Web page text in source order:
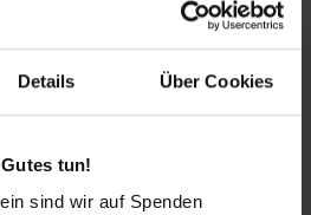
Details Über Cookies
tun!
sind wir auf Spenden